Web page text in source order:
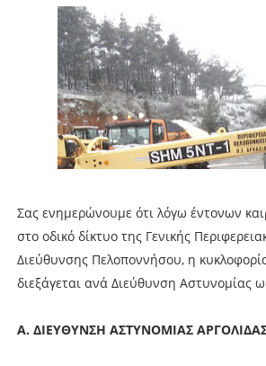
Σας ενημερώνουμε ότι λόγω έντονων
στο οδικό δίκτυο της Γενικής
Διεύθυνσης Πελοποννήσου, η
διεξάγεται ανά Διεύθυνση Αστυνομίας
Α. ΔΙΕΥΘΥΝΣΗ ΑΣΤΥΝΟΜΙΑΣ